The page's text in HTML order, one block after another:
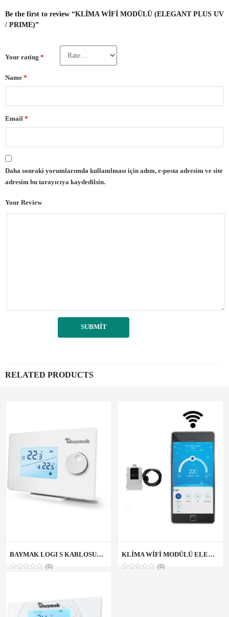
Be the first to review “KLİMA WİFİ MODÜLÜ (ELEGANT PLUS UV
/ PRIME)”
Your rating *
Your Review
Name *
Email *
Daha sonraki yorumlarımda kullanılması için adım, e-posta adresim ve site
adresim bu tarayıcıya kaydedilsin.
RELATED PRODUCTS
BAYMAK LOGI S KABLOSUZ ODA TERMOSTATI
(0)
KLİMA WİFİ MODÜLÜ ELEGANT PLUS UV
(0)